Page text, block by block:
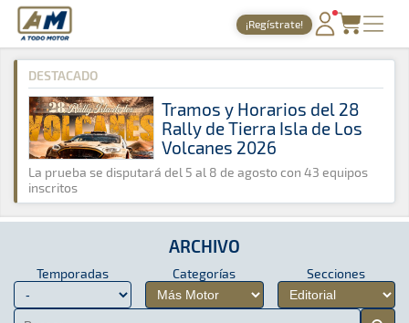
A Todo Motor · Revista del motor desde 1999
¡Regístrate!
PORTADA
TIEMPOS ONLINE
NOTICIAS
AGENDA
GALERÍAS
ARCHIVO
A Todo Motor » Archivo » Más Motor » Editorial
DESTACADO
Tramos y Horarios del 28
Rally de Tierra Isla de Los
Volcanes 2026
La prueba se disputará del 5 al 8 de agosto con 43 equipos
inscritos
ARCHIVO
Temporadas Categorías Secciones